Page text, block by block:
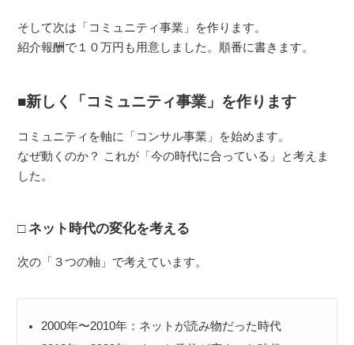
そして次は「コミュニティ事業」を作ります。
紹介報酬で１０万円も用意しました。順番に書きます。
新しく「コミュニティ事業」を作ります
コミュニティを軸に「コンサル事業」を始めます。
なぜ動くのか？ これが「今の時代に合っている」と考えま
した。
ネット時代の変化を考える
次の「３つの軸」で考えています。
2000年〜2010年：ネットが読み物だった時代